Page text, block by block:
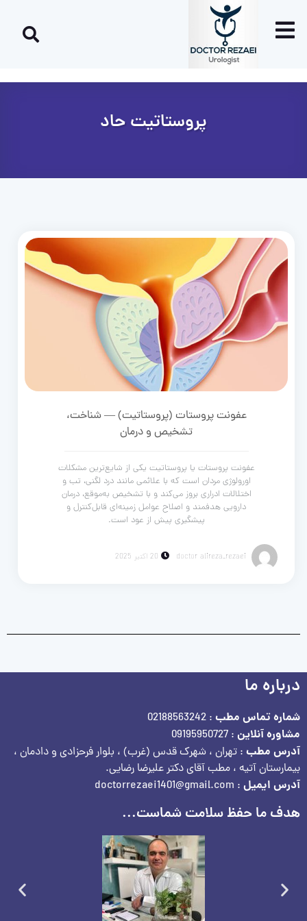
پروستاتیت حاد
عفونت پروستات (پروستاتیت) — شناخت،
تشخیص و درمان
عفونت پروستات یا پروستاتیت یکی از شایع‌ترین مشکلات
اورولوژی مردان است که با علائمی مانند درد لگنی، تب و
اختلالات ادراری بروز می‌کند و با تشخیص به‌موقع، درمان
دارویی هدفمند و اصلاح عوامل زمینه‌ای قابل‌کنترل و
پیشگیری پیش از عود است.
doctor alireza_rezaei 20 اکتبر 2025
درباره ما
شماره تماس مطب : 02188563242
مشاوره آنلاین : 09195950727
آدرس مطب : تهران ، شهرک قدس (غرب) ، بلوار فرحزادی و دادمان ،
بیمارستان آتیه ، مطب آقای دکتر علیرضا رضایی.
آدرس ایمیل : doctorrezaei1401@gmail.com
هدف ما حفظ سلامت شماست...